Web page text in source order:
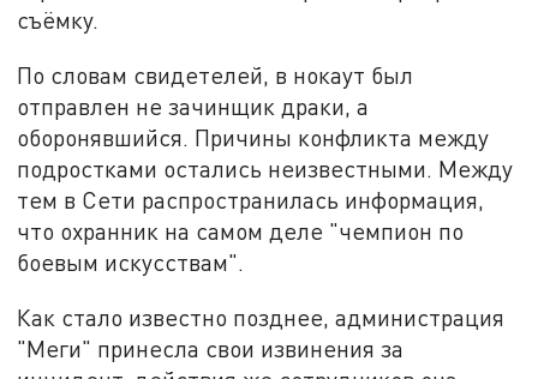
съёмку.
По словам свидетелей, в нокаут был
отправлен не зачинщик драки, а
оборонявшийся. Причины конфликта между
подростками остались неизвестными. Между
тем в Сети распространилась информация,
что охранник на самом деле "чемпион по
боевым искусствам".
Как стало известно позднее, администрация
"Меги" принесла свои извинения за